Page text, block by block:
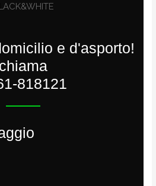
e d'asporto!
chiama
818121